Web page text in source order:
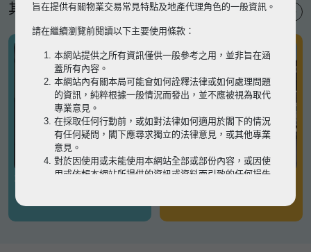
其他專題
有關凶宅
旨在提供有關物業交易常見特點及地產代理角色的一般資訊。
請在繼續瀏覽前閱讀以下主要使用條款：
本網站提供之所有資訊僅供一般參考之用，並非旨在涵
蓋所有內容。
本網站內有關本局可能會如何詮釋法律或如何處理問題
的資訊，純粹根據一般情況而發出，並不應被視為取代
專業意見。
在採取任何行動前，或如對法律如何適用於閣下的情況
有任何疑問，閣下應尋求獨立的法律意見，或其他專業
意見。
對於因使用或未能使用本網站全部或部份內容，或因使
用或依賴本網站所提供的資訊或資料而引致的任何損失
瀏覽以細閱本網站使用條款的完整版本。如有任